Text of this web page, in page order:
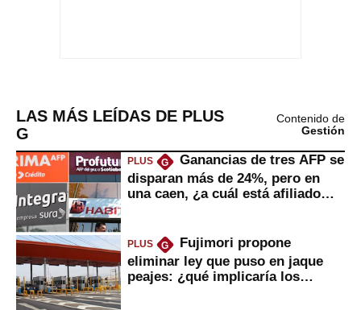
LAS MÁS LEÍDAS DE PLUS
G
Contenido de
Gestión
PLUS G
Ganancias de tres AFP se
disparan más de 24%, pero en
una caen, ¿a cuál está afiliado
PLUS G
Fujimori propone
eliminar ley que puso en jaque
peajes: ¿qué implicaría los